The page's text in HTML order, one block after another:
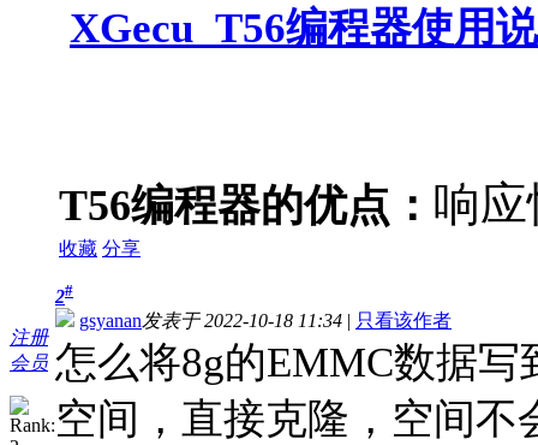
XGecu_T56编程器使用
T56编程器的优点： 响
收藏 分享
注册
会员
2#
gsyanan发表于 2022-10-18 11:34 | 只看该作者
怎么将8g的EMMC数据写
空间，直接克隆，空间